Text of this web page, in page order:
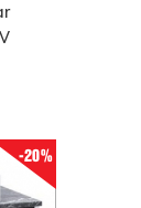
-20%